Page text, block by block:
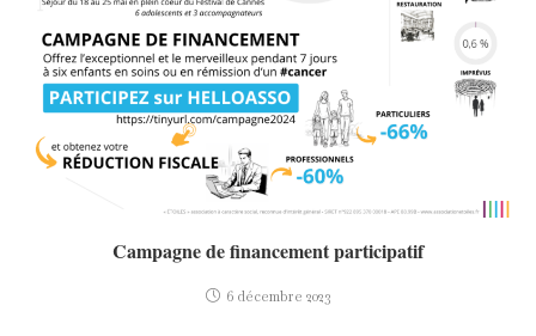
Campagne de financement participatif
6 décembre 2023